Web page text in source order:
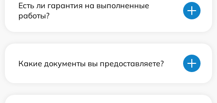
Есть ли гарантия на выполненные
работы?
Какие документы вы предоставляете?